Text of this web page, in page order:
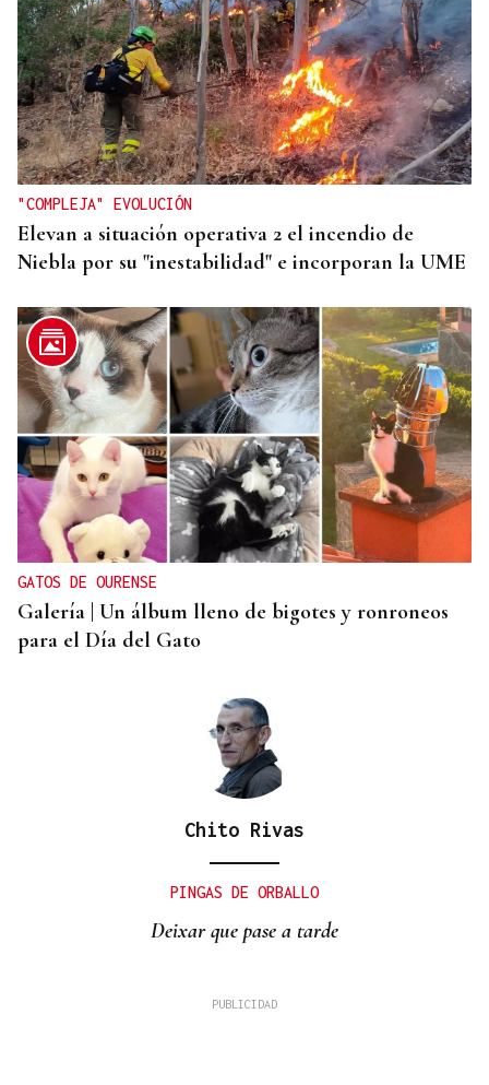
CANEDO
Un herido en la colisión entre dos coches en la
entrada a las termas de Outariz
"COMPLEJA" EVOLUCIÓN
Elevan a situación operativa 2 el incendio de
Niebla por su "inestabilidad" e incorporan la UME
GATOS DE OURENSE
Galería | Un álbum lleno de bigotes y ronroneos
para el Día del Gato
Chito Rivas
PINGAS DE ORBALLO
Deixar que pase a tarde